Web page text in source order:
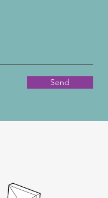
Send